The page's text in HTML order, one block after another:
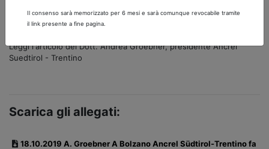
FA IL PUNTO SUL MONITORAGGIO DINAMICO
DEGLI EQUILIBRI DI BILANCIO di A. Groebner
Leggi l'articolo del Dott. Andrea Groebner, presidente Ancrel
Suedtirol - Trentino
Scarica gli allegati:
18.10.2019 A. Groebner A Bolzano Ancrel Südtirol-Trentino fa
Il consenso sarà memorizzato per 6 mesi e sarà comunque revocabile tramite
il link presente a fine pagina.